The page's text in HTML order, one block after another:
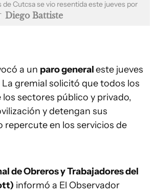
de Cutcsa se vio resentida este jueves por
Diego Battiste
a un paro generaleste jueves
La gremial solicitó que todos los
sectores público y privado,
y detengan sus
repercute en los servicios de
de Obreros y Trabajadores del
informó a El Observador